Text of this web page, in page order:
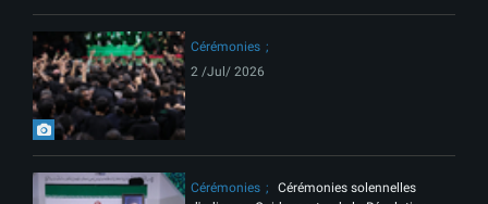
Cérémonies
2 /Jul/ 2026
Cérémonies
Cérémonies solennelles